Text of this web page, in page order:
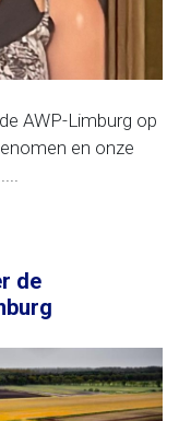
AWP-Limburg op
en onze
de